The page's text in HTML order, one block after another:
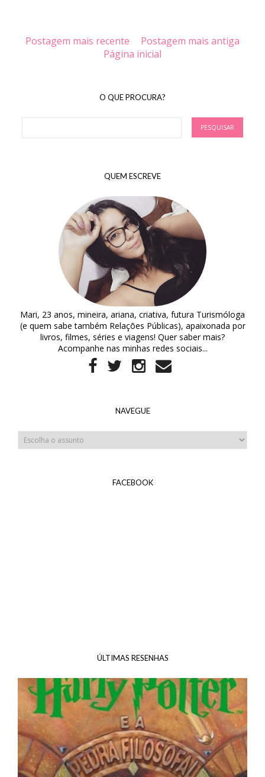
Postagem mais recente
Postagem mais antiga
Página inicial
O QUE PROCURA?
QUEM ESCREVE
Mari, 23 anos, mineira, ariana, criativa, futura Turismóloga
(e quem sabe também Relações Públicas), apaixonada por
livros, filmes, séries e viagens! Quer saber mais?
Acompanhe nas minhas redes sociais...
NAVEGUE
FACEBOOK
ÚLTIMAS RESENHAS